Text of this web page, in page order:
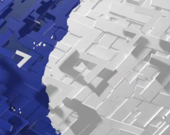
WhatsappFacebook Linkedin